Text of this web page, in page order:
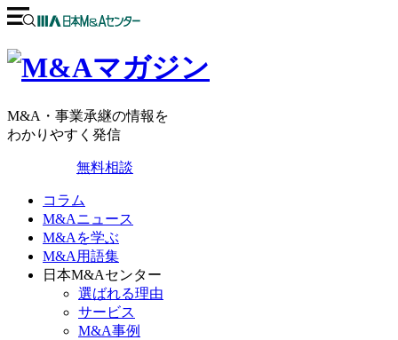
M&A・事業承継の情報を
わかりやすく発信
無料相談
コラム
M&Aニュース
M&Aを学ぶ
M&A用語集
日本M&Aセンター
選ばれる理由
サービス
M&A事例